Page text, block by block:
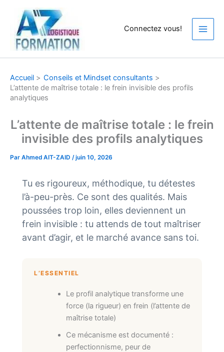
contenu
Connectez vous!
Accueil
Conseils et Mindset consultants
L’attente de maîtrise totale : le frein invisible des profils
analytiques
L’attente de maîtrise totale : le frein
invisible des profils analytiques
Par Ahmed AIT-ZAID /juin 10, 2026
Tu es rigoureux, méthodique, tu détestes
l’à-peu-près. Ce sont des qualités. Mais
poussées trop loin, elles deviennent un
frein invisible : tu attends de tout maîtriser
avant d’agir, et le marché avance sans toi.
L’ESSENTIEL
Le profil analytique transforme une
force (la rigueur) en frein (l’attente de
maîtrise totale)
Ce mécanisme est documenté :
perfectionnisme, peur de